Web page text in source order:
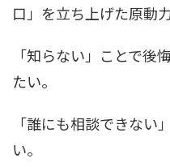
口」を立ち上げた原動力
「知らない」ことで後
たい。
「誰にも相談できない
い。